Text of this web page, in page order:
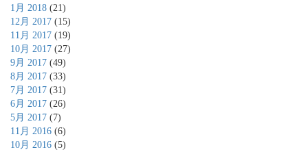
1月 2018 (21)
12月 2017 (15)
11月 2017 (19)
10月 2017 (27)
9月 2017 (49)
8月 2017 (33)
7月 2017 (31)
6月 2017 (26)
5月 2017 (7)
11月 2016 (6)
10月 2016 (5)